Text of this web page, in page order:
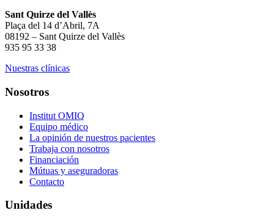
Sant Quirze del Vallès
Plaça del 14 d’Abril, 7A
08192 – Sant Quirze del Vallès
935 95 33 38
Nuestras clínicas
Nosotros
Institut OMIQ
Equipo médico
La opinión de nuestros pacientes
Trabaja con nosotros
Financiación
Mútuas y aseguradoras
Contacto
Unidades